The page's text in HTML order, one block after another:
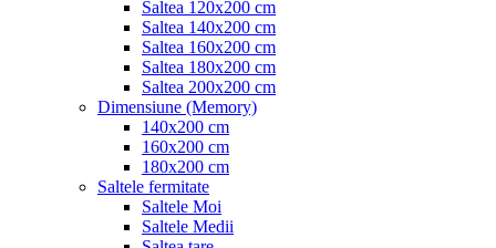
Saltea 120x200 cm
Saltea 140x200 cm
Saltea 160x200 cm
Saltea 180x200 cm
Saltea 200x200 cm
Dimensiune (Memory)
140x200 cm
160x200 cm
180x200 cm
Saltele fermitate
Saltele Moi
Saltele Medii